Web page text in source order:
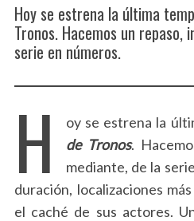
Hoy se estrena la última
Tronos. Hacemos un
serie en números.
H oy se estrena la
de Tronos.
mediante, de la
duración, localizaciones
el caché de sus actores.